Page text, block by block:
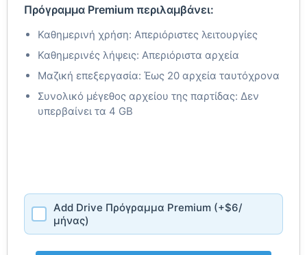
Πρόγραμμα Premium περιλαμβάνει:
Καθημερινή χρήση: Απεριόριστες λειτουργίες
Καθημερινές λήψεις: Απεριόριστα αρχεία
Μαζική επεξεργασία: Έως 20 αρχεία ταυτόχρονα
Συνολικό μέγεθος αρχείου της παρτίδας: Δεν
υπερβαίνει τα 4 GB
Add Drive Πρόγραμμα Premium (+$6/
μήνας)